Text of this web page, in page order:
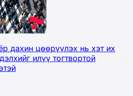
дахин цөөрүүлэх нь хэт их
илүү тогтвортой